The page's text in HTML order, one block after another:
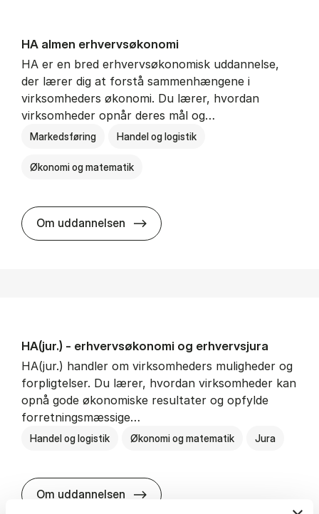
HA al­men erhvervs­økonomi
HA er en bred erhvervsøkonomisk uddannelse,
der lærer dig at forstå sammenhængene i
virksomheders økonomi. Du lærer, hvordan
virksomheder opnår deres mål og…
Markedsføring Handel og logistik
Økonomi og matematik
Om uddannelsen HA al­men erhvervs­økonomi
HA(jur.) - erhvervs­økonomi og erhvervs­jura
HA(jur.) handler om virksomheders muligheder og
forpligtelser. Du lærer, hvordan virksomheder kan
opnå gode økonomiske resultater og opfylde
forretningsmæssige…
Handel og logistik Økonomi og matematik Jura
Om uddannelsen HA(jur.) - erhvervs­økonomi og